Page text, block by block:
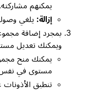
يمكنهم مشاركته.
إزالة: يلغي
بمجرد إضافة
ويمكنك تعديل
يمكنك منح
مستوى في
تنطبق